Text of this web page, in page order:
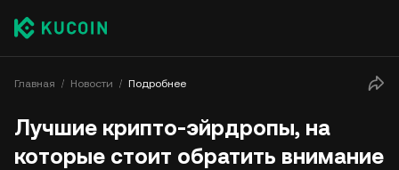
Главная Новости Подробнее
Лучшие крипто-эйрдропы, на
которые стоит обратить внимание